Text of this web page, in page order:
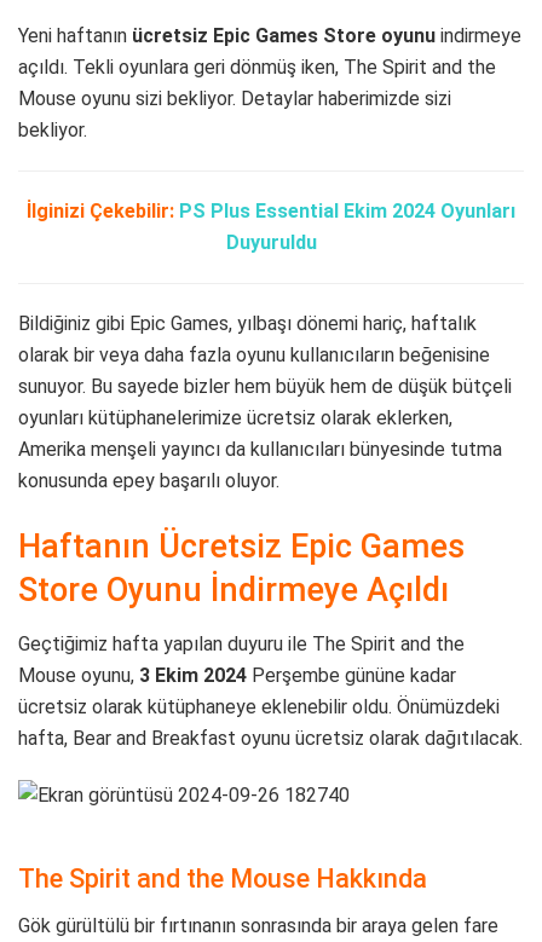
Yeni haftanın ücretsiz Epic Games Store oyunu indirmeye
açıldı. Tekli oyunlara geri dönmüş iken, The Spirit and the
Mouse oyunu sizi bekliyor. Detaylar haberimizde sizi
bekliyor.
İlginizi Çekebilir: PS Plus Essential Ekim 2024 Oyunları
Duyuruldu
Bildiğiniz gibi Epic Games, yılbaşı dönemi hariç, haftalık
olarak bir veya daha fazla oyunu kullanıcıların beğenisine
sunuyor. Bu sayede bizler hem büyük hem de düşük bütçeli
oyunları kütüphanelerimize ücretsiz olarak eklerken,
Amerika menşeli yayıncı da kullanıcıları bünyesinde tutma
konusunda epey başarılı oluyor.
Haftanın Ücretsiz Epic Games
Store Oyunu İndirmeye Açıldı
Geçtiğimiz hafta yapılan duyuru ile The Spirit and the
Mouse oyunu, 3 Ekim 2024 Perşembe gününe kadar
ücretsiz olarak kütüphaneye eklenebilir oldu. Önümüzdeki
hafta, Bear and Breakfast oyunu ücretsiz olarak dağıtılacak.
The Spirit and the Mouse Hakkında
Gök gürültülü bir fırtınanın sonrasında bir araya gelen fare